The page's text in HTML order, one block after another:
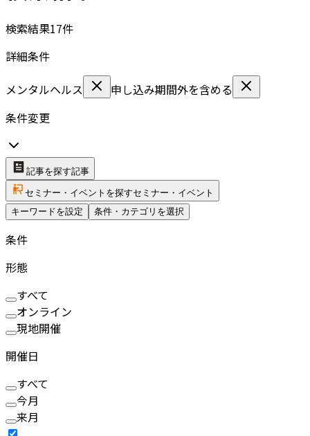
検索結果17件
詳細条件
メンタルヘルス
申し込み期間外を含める
条件変更
記事を探す記事
セミナー・イベントを探すセミナー・イベント
キーワードを設定
条件・カテゴリを選択
条件
形態
すべて
オンライン
現地開催
開催日
すべて
今月
来月